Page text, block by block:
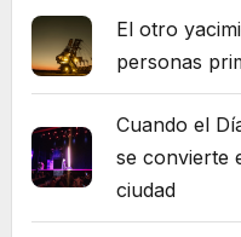
El otro
personas
Cuando el
se convierte
ciudad